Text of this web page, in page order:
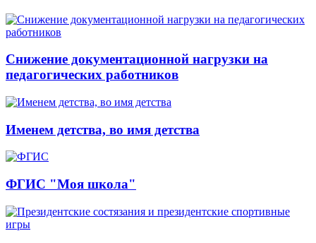
Снижение документационной нагрузки на
педагогических работников
Именем детства, во имя детства
ФГИС "Моя школа"